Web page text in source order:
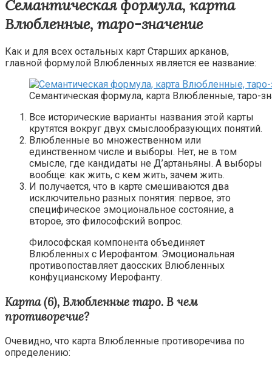
Семантическая формула, карта
Влюбленные, таро-значение
Как и для всех остальных карт Старших арканов,
главной формулой Влюбленных является ее название:
Семантическая формула, карта Влюбленные, таро-
Все исторические варианты названия этой карты
крутятся вокруг двух смыслообразующих понятий.
Влюбленные во множественном или
единственном числе и выборы. Нет, не в том
смысле, где кандидаты не Д’артаньяны. А выборы
вообще: как жить, с кем жить, зачем жить.
И получается, что в карте смешиваются два
исключительно разных понятия: первое, это
специфическое эмоциональное состояние, а
второе, это философский вопрос.
Философская компонента объединяет
Влюбленных с Иерофантом. Эмоциональная
противопоставляет даосских Влюбленных
конфуцианскому Иерофанту.
Карта (6), Влюбленные таро. В чем
противоречие?
Очевидно, что карта Влюбленные противоречива по
определению: